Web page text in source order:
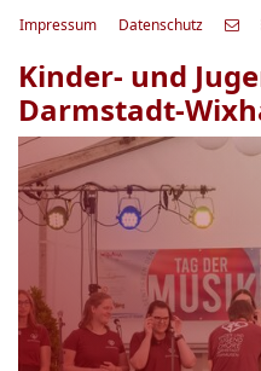
Impressum Datenschutz
Kinder- und
Darmstadt-